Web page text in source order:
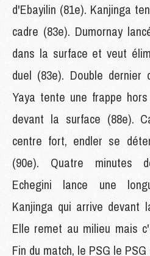
d'Ebayilin (81e). Kanjinga
cadre (83e). Dumornay
dans la surface et veut
duel (83e). Double dernier
Yaya tente une frappe
devant la surface (88e).
centre fort, endler se
(90e). Quatre minutes
Echegini lance une
Kanjinga qui arrive devant
Elle remet au milieu mais
Fin du match, le PSG le